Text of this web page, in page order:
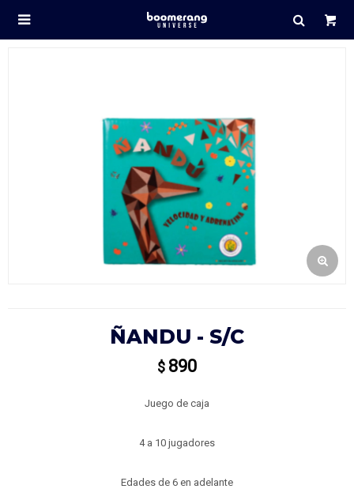

ÑANDU - S/C
$ 890
Juego de caja
4 a 10 jugadores
Edades de 6 en adelante